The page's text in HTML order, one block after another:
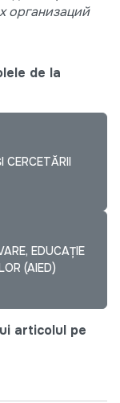
организаций
de la
CERCETĂRII
EDUCAȚIE
(AIED)
articolul pe